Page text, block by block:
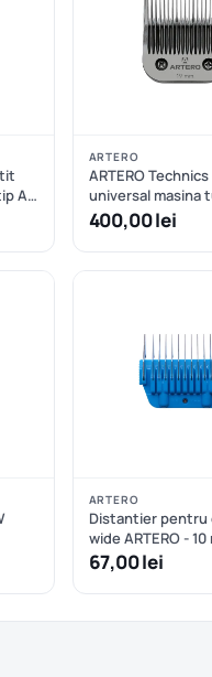
A5
ARTERO
ARTERO
universal masina
nr.3/4 – 19mm
400,00 lei
ARTERO
Distantier
wide ARTERO - 10
67,00 lei